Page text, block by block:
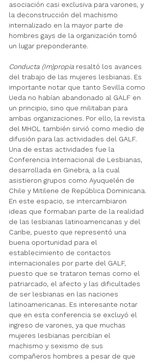
asociación casi exclusiva para varones, y
la deconstrucción del machismo
internalizado en la mayor parte de
hombres gays de la organización tomó
un lugar preponderante.
Conducta (Im)propia resaltó los avances
del trabajo de las mujeres lesbianas. Es
importante notar que tanto Sevilla como
Ueda no habían abandonado al GALF en
un principio, sino que militaban para
ambas organizaciones. Por ello, la revista
del MHOL también sirvió como medio de
difusión para las actividades del GALF.
Una de estas actividades fue la
Conferencia Internacional de Lesbianas,
desarrollada en Ginebra, a la cual
asistieron grupos como Ayuquelén de
Chile y Mitilene de República Dominicana.
En este espacio, se intercambiaron
ideas que formaban parte de la realidad
de las lesbianas latinoamericanas y del
Caribe, puesto que representó una
buena oportunidad para el
establecimiento de contactos
internacionales por parte del GALF,
puesto que se trataron temas como el
patriarcado, el afecto y las dificultades
de ser lesbianas en las naciones
latinoamericanas. Es interesante notar
que en esta conferencia se excluyó el
ingreso de varones, ya que muchas
mujeres lesbianas percibían el
machismo y sexismo de sus
compañeros hombres a pesar de que